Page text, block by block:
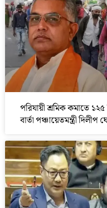
পরিযায়ী শ্রমিক কমাতে
বার্তা পঞ্চায়েতমন্ত্রী দিলীপ